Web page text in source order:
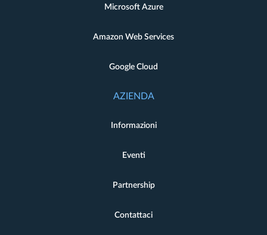
Microsoft Azure
Amazon Web Services
Google Cloud
AZIENDA
Informazioni
Eventi
Partnership
Contattaci